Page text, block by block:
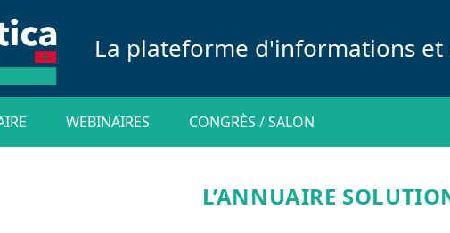
La plateforme d'informations
WEBINAIRES CONGRÈS / SALON
L’ANNUAIRE